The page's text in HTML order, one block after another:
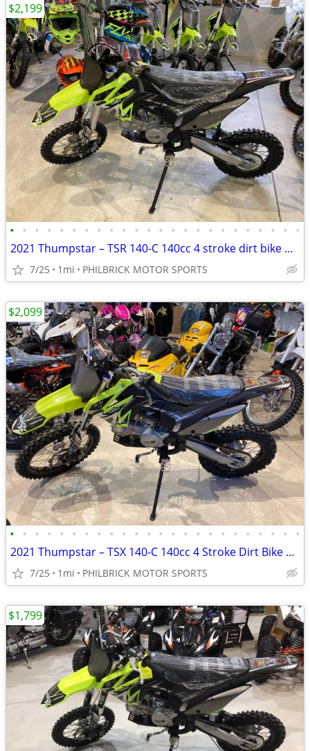
• • • • • • • • • • • • • • • • • • • • • • • •
2021 Thumpstar – TSR 140-C 140cc 4 stroke dirt bike Will Trade
7/25 1mi PHILBRICK MOTOR SPORTS
$2,199
• • • • • • • • • • • • • • • • • • • • • • • •
2021 Thumpstar – TSX 140-C 140cc 4 Stroke Dirt Bike Will Trade
7/25 1mi PHILBRICK MOTOR SPORTS
$2,099
$1,799